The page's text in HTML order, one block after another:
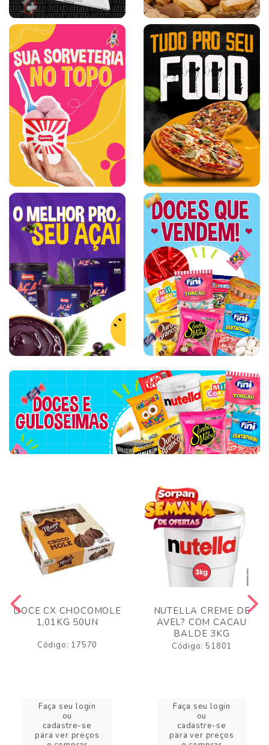
DOCE CX CHOCOMOLE
1,01KG 50UN
Código: 17570
Faça seu login
ou
cadastre-se
para ver preços
NUTELLA CREME DE
AVEL? COM CACAU
BALDE 3KG
Código: 51801
Faça seu login
ou
cadastre-se
para ver preços